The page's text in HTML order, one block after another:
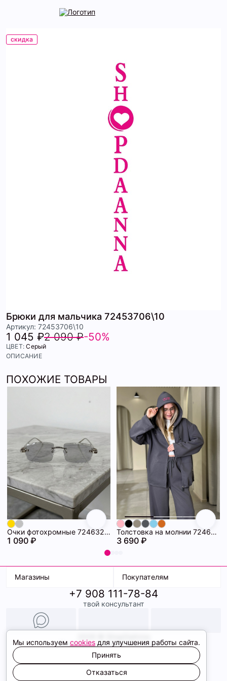
скидка
Брюки для мальчика 72453706\10
Артикул: 72453706\10
1 045 ₽2 090 ₽-50%
ЦВЕТ:Серый
ОПИСАНИЕ
ПОХОЖИЕ ТОВАРЫ
Очки фотохромные 72463294\448
1 090 ₽
Толстовка на молнии 72463280\1008
3 690 ₽
Магазины
ТК Терминал
ТРК Континент
Покупателям
Доставка
Условия оплаты
Образы
+7 908 111-78-84
твой консультант
Политика конфиденциальности
Соглашение cookie
Сайт создали
Мы используем cookies для улучшения работы сайта.
Принять
Отказаться